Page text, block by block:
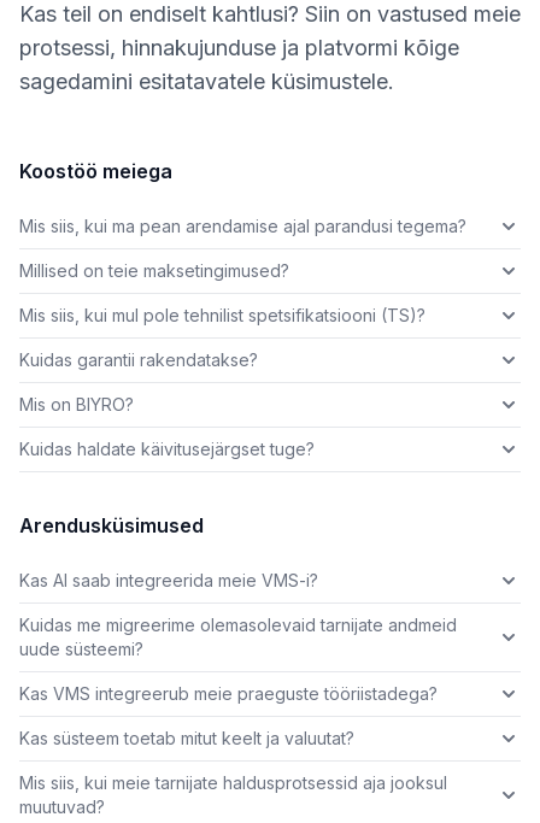
Kas teil on endiselt kahtlusi? Siin on vastused meie
protsessi, hinnakujunduse ja platvormi kõige
sagedamini esitatavatele küsimustele.
Koostöö meiega
Mis siis, kui ma pean arendamise ajal parandusi tegema?
Millised on teie maksetingimused?
Mis siis, kui mul pole tehnilist spetsifikatsiooni (TS)?
Kuidas garantii rakendatakse?
Mis on BIYRO?
Kuidas haldate käivitusejärgset tuge?
Arendusküsimused
Kas AI saab integreerida meie VMS-i?
Kuidas me migreerime olemasolevaid tarnijate andmeid
uude süsteemi?
Kas VMS integreerub meie praeguste tööriistadega?
Kas süsteem toetab mitut keelt ja valuutat?
Mis siis, kui meie tarnijate haldusprotsessid aja jooksul
muutuvad?